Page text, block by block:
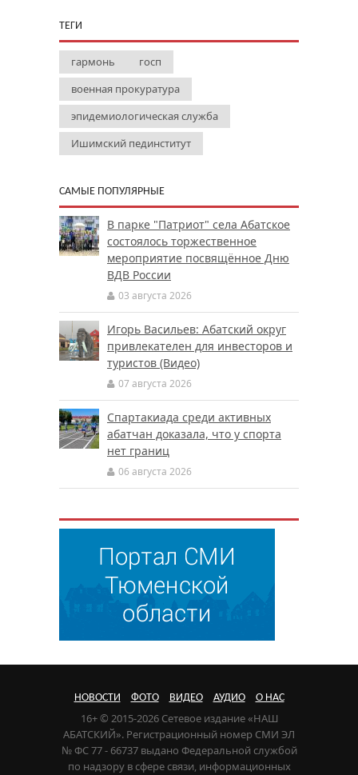
ТЕГИ
гармонь
госп
военная прокуратура
эпидемиологическая служба
Ишимский пединститут
САМЫЕ ПОПУЛЯРНЫЕ
В парке "Патриот" села Абатское
состоялось торжественное
мероприятие посвящённое Дню
ВДВ России
03 августа 2026
Игорь Васильев: Абатский округ
привлекателен для инвесторов и
туристов (Видео)
07 августа 2026
Спартакиада среди активных
абатчан доказала, что у спорта
нет границ
06 августа 2026
НОВОСТИ ФОТО ВИДЕО АУДИО О НАС
16+ © 2015-2026 Сетевое издание «НАШ
АБАТСКИЙ». Регистрационный номер СМИ ЭЛ
№ ФС 77 - 66737 выдано Федеральной службой
по надзору в сфере связи, информационных